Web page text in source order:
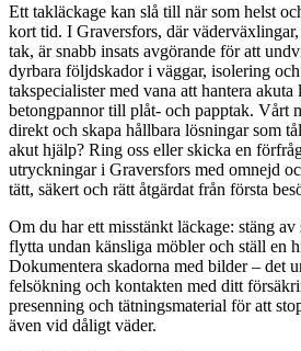
Ett takläckage kan slå till när som helst
kort tid. I Graversfors, där
tak, är snabb insats avgörande för att
dyrbara följdskador i väggar, isolering
takspecialister med vana att hantera
betongpannor till plåt- och papptak. Vårt
direkt och skapa hållbara lösningar som
akut hjälp? Ring oss eller skicka en
utryckningar i Graversfors med omnejd
tätt, säkert och rätt åtgärdat från första
Om du har ett misstänkt läckage: stäng
flytta undan känsliga möbler och ställ en
Dokumentera skadorna med bilder – det
felsökning och kontakten med ditt
presenning och tätningsmaterial för att
även vid dåligt väder.